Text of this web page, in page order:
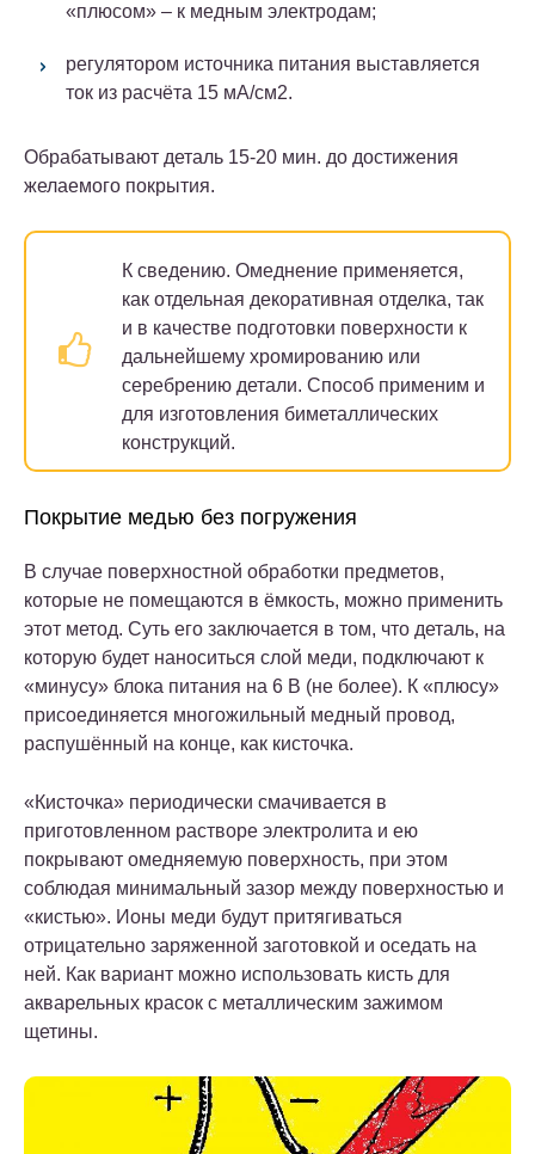
«плюсом» – к медным электродам;
регулятором источника питания выставляется
ток из расчёта 15 мА/см2.
Обрабатывают деталь 15-20 мин. до достижения
желаемого покрытия.
К сведению. Омеднение применяется,
как отдельная декоративная отделка, так
и в качестве подготовки поверхности к
дальнейшему хромированию или
серебрению детали. Способ применим и
для изготовления биметаллических
конструкций.
Покрытие медью без погружения
В случае поверхностной обработки предметов,
которые не помещаются в ёмкость, можно применить
этот метод. Суть его заключается в том, что деталь, на
которую будет наноситься слой меди, подключают к
«минусу» блока питания на 6 В (не более). К «плюсу»
присоединяется многожильный медный провод,
распушённый на конце, как кисточка.
«Кисточка» периодически смачивается в
приготовленном растворе электролита и ею
покрывают омедняемую поверхность, при этом
соблюдая минимальный зазор между поверхностью и
«кистью». Ионы меди будут притягиваться
отрицательно заряженной заготовкой и оседать на
ней. Как вариант можно использовать кисть для
акварельных красок с металлическим зажимом
щетины.